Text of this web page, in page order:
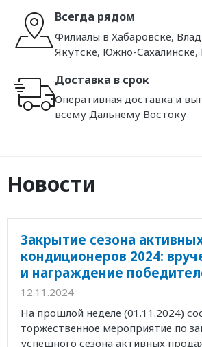
Всегда рядом
Филиалы в Хабаровске,
Якутске, Южно-Сахалинске,
Доставка в срок
Оперативная доставка и
всему Дальнему Востоку
Новости
Закрытие сезона
кондиционеров 2024:
и награждение
12.11.2024
На прошлой неделе (01.11.2024)
торжественное мероприятие по
успешного сезона активных